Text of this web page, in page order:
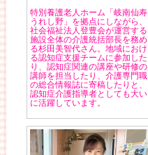
特別養護老人ホーム「岐南仙寿
うれし野」を拠点にしながら、
社会福祉法人登豊会が運営する
施設全体の介護統括部長を務め
る杉田美智代さん。地域におけ
る認知症支援チームに参加した
り、認知症関連の講座や研修の
講師を担当したり、介護専門職
の総合情報誌に寄稿したりと、
認知症介護指導者としても大い
に活躍しています。